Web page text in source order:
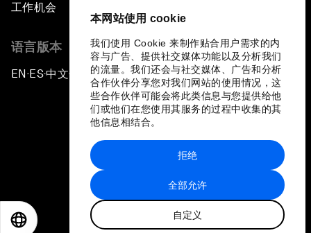
本网站使用 cookie
我们使用 Cookie 来制作贴合用户需求的内
容与广告、提供社交媒体功能以及分析我们
的流量。我们还会与社交媒体、广告和分析
合作伙伴分享您对我们网站的使用情况，这
些合作伙伴可能会将此类信息与您提供给他
们或他们在您使用其服务的过程中收集的其
他信息相结合。
全部允许
自定义
拒绝
工作机会
语言版本
EN ▪ES▪中文▪ 日本語
站点地图
世界经济论坛